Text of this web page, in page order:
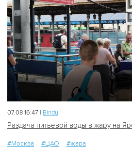
07.08 16:47 | Bindu
Раздача питьевой воды в жару на
#Москва #ЦАО #жара